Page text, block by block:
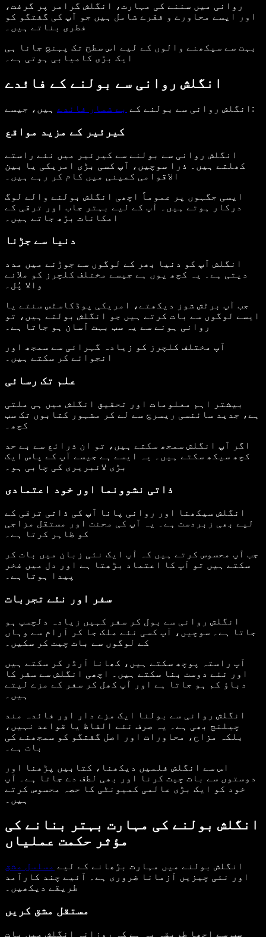
روانی میں سننے کی مہارت، انگلش گرامر پر گرفت،
اور ایسے محاورے و فقرے شامل ہیں جو آپ کی گفتگو کو
فطری بناتے ہیں۔
بہت سے سیکھنے والوں کے لیے اس سطح تک پہنچ جانا ہی
ایک بڑی کامیابی ہوتی ہے۔
انگلش روانی سے بولنے کے فائدے
انگلش روانی سے بولنے کے بے شمار فائدے ہیں، جیسے:
کیرئیر کے مزید مواقع
انگلش روانی سے بولنے سے کیرئیر میں نئے راستے
کھلتے ہیں۔ ذرا سوچیں، آپ کسی بڑی امریکی یا بین
الاقوامی کمپنی میں کام کر رہے ہیں۔
ایسی جگہوں پر عموماً اچھی انگلش بولنے والے لوگ
درکار ہوتے ہیں۔ آپ کے لیے بہتر جاب اور ترقی کے
امکانات بڑھ جاتے ہیں۔
دنیا سے جڑنا
انگلش آپ کو دنیا بھر کے لوگوں سے جوڑنے میں مدد
دیتی ہے۔ یہ کچھ یوں ہے جیسے مختلف کلچرز کو ملانے
والا پُل۔
جب آپ برٹش شوز دیکھتے، امریکی پوڈکاسٹس سنتے یا
ایسے لوگوں سے بات کرتے ہیں جو انگلش بولتے ہیں، تو
روانی ہونے سے یہ سب بہت آسان ہو جاتا ہے۔
آپ مختلف کلچرز کو زیادہ گہرائی سے سمجھ اور
انجوائے کر سکتے ہیں۔
علم تک رسائی
بیشتر اہم معلومات اور تحقیق انگلش میں ہی ملتی
ہے، جدید سائنسی ریسرچ سے لے کر مشہور کتابوں تک سب
کچھ۔
اگر آپ انگلش سمجھ سکتے ہیں، تو ان ذرائع سے بے حد
کچھ سیکھ سکتے ہیں۔ یہ ایسے ہے جیسے آپ کے پاس ایک
بڑی لائبریری کی چابی ہو۔
ذاتی نشوونما اور خود اعتمادی
انگلش سیکھنا اور روانی پانا آپ کی ذاتی ترقی کے
لیے بھی زبردست ہے۔ یہ آپ کی محنت اور مستقل مزاجی
کو ظاہر کرتا ہے۔
جب آپ محسوس کرتے ہیں کہ آپ ایک نئی زبان میں بات کر
سکتے ہیں تو آپ کا اعتماد بڑھتا ہے اور دل میں فخر
پیدا ہوتا ہے۔
سفر اور نئے تجربات
انگلش روانی سے بول کر سفر کہیں زیادہ دلچسپ ہو
جاتا ہے۔ سوچیں، آپ کسی نئے ملک جا کر آرام سے وہاں
کے لوگوں سے بات چیت کر سکیں۔
آپ راستہ پوچھ سکتے ہیں، کھانا آرڈر کر سکتے ہیں
اور نئے دوست بنا سکتے ہیں۔ اچھی انگلش سے سفر کا
دباؤ کم ہو جاتا ہے اور آپ کھل کر سفر کے مزے لیتے
ہیں۔
انگلش روانی سے بولنا ایک مزے دار اور فائدہ مند
چیلنج بھی ہے۔ یہ صرف نئے الفاظ یا قواعد نہیں،
بلکہ مزاح، محاورات اور اصل گفتگو کو سمجھنے کی
بات ہے۔
اس سے انگلش فلمیں دیکھنا، کتابیں پڑھنا اور
دوستوں سے بات چیت کرنا اور بھی لطف دے جاتا ہے۔ آپ
خود کو ایک بڑی عالمی کمیونٹی کا حصہ محسوس کرتے
ہیں۔
انگلش بولنے کی مہارت بہتر بنانے کی
مؤثر حکمت عملیاں
انگلش بولنے میں مہارت بڑھانے کے لیے مسلسل مشق
اور نئی چیزیں آزمانا ضروری ہے۔ آئیے چند کارآمد
طریقے دیکھیں۔
مستقل مشق کریں
سب سے اچھا طریقہ یہ ہے کہ روزانہ انگلش میں بات